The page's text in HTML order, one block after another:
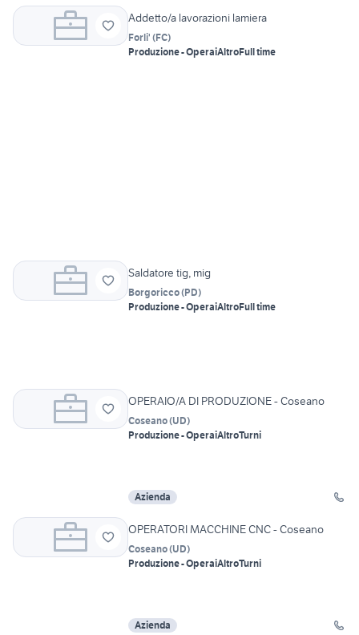
Addetto/a lavorazioni lamiera
Forli' (FC)
Produzione - OperaiAltroFull time
Saldatore tig, mig
Borgoricco(PD)
Produzione - OperaiAltroFull time
OPERAIO/A DI PRODUZIONE - Coseano
Coseano(UD)
Produzione - OperaiAltroTurni
Azienda
OPERATORI MACCHINE CNC - Coseano
Coseano(UD)
Produzione - OperaiAltroTurni
Azienda